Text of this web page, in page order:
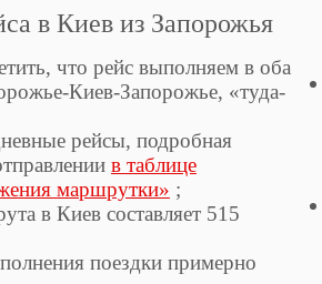
в Киев из Запорожья
что рейс выполняем в оба
Киев-Запорожье, «туда-
рейсы, подробная
в таблице
маршрутки» ;
в Киев составляет 515
поездки примерно